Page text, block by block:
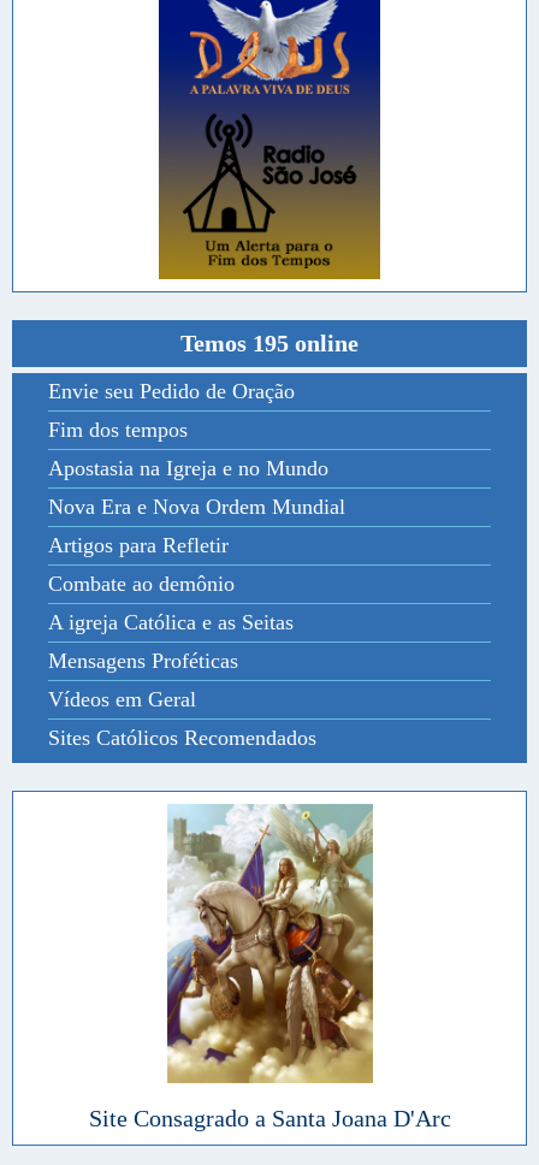
Temos 195 online
Envie seu Pedido de Oração
Fim dos tempos
Apostasia na Igreja e no Mundo
Nova Era e Nova Ordem Mundial
Artigos para Refletir
Combate ao demônio
A igreja Católica e as Seitas
Mensagens Proféticas
Vídeos em Geral
Sites Católicos Recomendados
Site Consagrado a Santa Joana D'Arc